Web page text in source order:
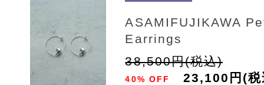
ASAMIFUJIKAWA
Earrings
38,500円(税込)
40% OFF 23,100円(